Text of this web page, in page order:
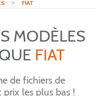
> FIAT
MODÈLES
FIAT
de fichiers de
les plus bas !